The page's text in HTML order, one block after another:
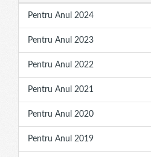
Pentru Anul 2024
Pentru Anul 2023
Pentru Anul 2022
Pentru Anul 2021
Pentru Anul 2020
Pentru Anul 2019